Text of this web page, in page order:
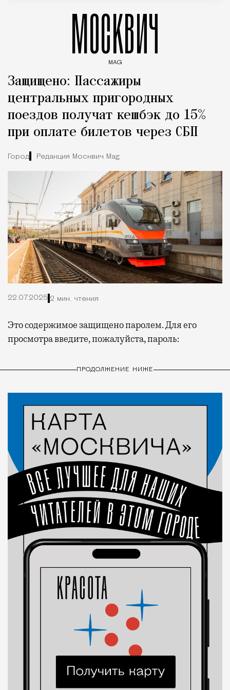
МОСКВИЧ
MAG
Защищено: Пассажиры
центральных пригородных
поездов получат кешбэк до 15%
при оплате билетов через СБП
Город Редакция Москвич Mag
22.07.2025 2 мин. чтения
Это содержимое защищено паролем. Для его
просмотра введите, пожалуйста, пароль:
ПРОДОЛЖЕНИЕ НИЖЕ